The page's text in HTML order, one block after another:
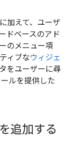
加えて、ユーザ
ドベースのアド
のメニュー項
ィブなウィジェ
をユーザーに尋
ルを提供した
追加する